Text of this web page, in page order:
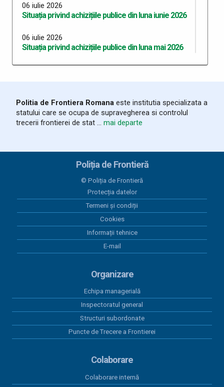
06 iulie 2026
Situația privind achizițiile publice din luna iunie 2026
06 iulie 2026
Situația privind achizițiile publice din luna mai 2026
06 iulie 2026
Situația privind achizițiile publice din luna martie
2026
Program Anual Achiziții Publice 2026 - versiunea 06
Programul Anual al Achizițiilor Publice 2026 -
Centralizatorul achizițiilor publice finalizate prin
încheieri de contracte cu valoare peste 5.000 euro
în perioada 01.01.2026-31.03.2026
Program anual achiziții publice 2026 - versiunea 01
Program anual achiziții publice 2026 - versiunea 04
Politia de Frontiera Romana este institutia specializata a
statului care se ocupa de supravegherea si controlul
trecerii frontierei de stat ... mai departe
Poliția de Frontieră
© Poliția de Frontieră
Protecția datelor
Termeni și condiții
Cookies
Informații tehnice
E-mail
Organizare
Echipa managerială
Inspectoratul general
Structuri subordonate
Puncte de Trecere a Frontierei
Colaborare
Colaborare internă